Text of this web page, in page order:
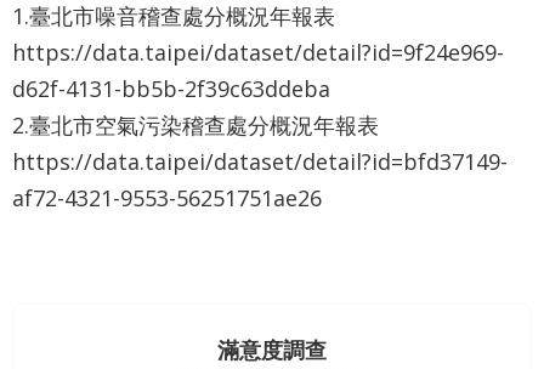
業
務
資
訊
資
訊
1.臺北市噪音稽查處分概況年報表
https://data.taipei/dataset/detail?id=9f24e969-
d62f-4131-bb5b-2f39c63ddeba
2.臺北市空氣污染稽查處分概況年報表
https://data.taipei/dataset/detail?id=bfd37149-
af72-4321-9553-56251751ae26
滿意度調查